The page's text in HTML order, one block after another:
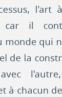
l'art
car il
monde qui
de la
à chacun